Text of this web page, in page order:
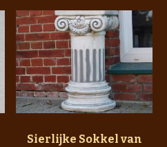
Sierlijke Sokkel van